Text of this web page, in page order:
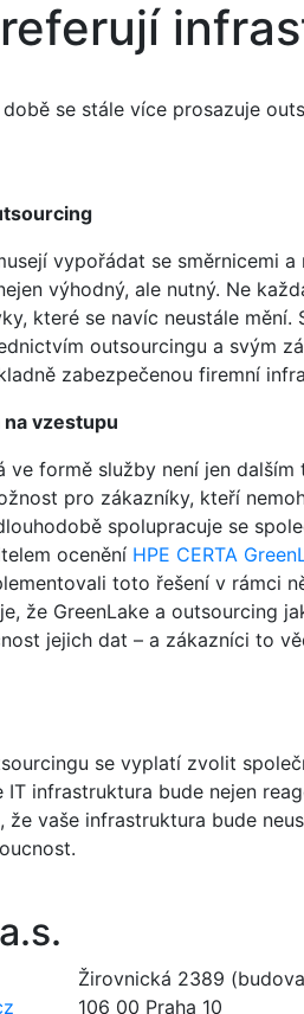
se stále více prosazuje
vypořádat se směrnicemi
výhodný, ale nutný. Ne
které se navíc neustále
outsourcingu a svým
zabezpečenou firemní
vzestupu
ve formě služby není jen
pro zákazníky, kteří
spolupracuje se
ocenění HPE CERTA
toto řešení v rámci
že GreenLake a outsourcing
jejich dat – a zákazníci to
se vyplatí zvolit
infrastruktura bude nejen
že vaše infrastruktura bude
Žirovnická 2389
106 00 Praha 10